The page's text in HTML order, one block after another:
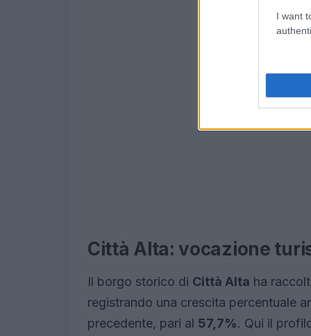
I want
Città Alta: vocazione
Il borgo storico di Città Alta ha
registrando una crescita percentuale
precedente, pari al 57,7%. Qui il